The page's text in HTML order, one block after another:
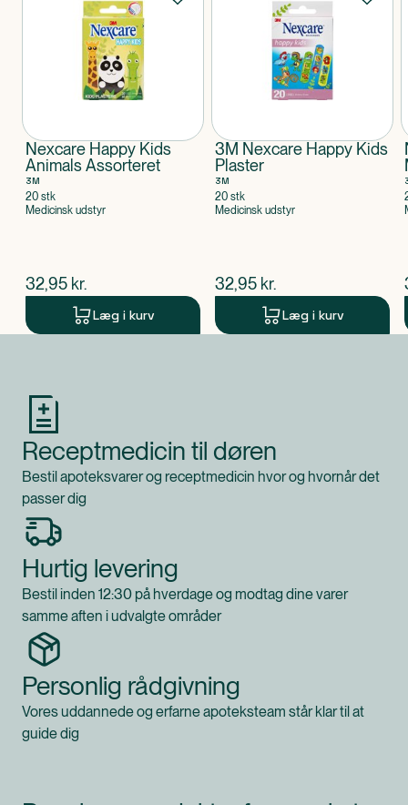
Nexcare Happy Kids
Animals Assorteret
3M
20 stk
Medicinsk udstyr
$nuværende pris
32,95 kr.
Læg i kurv
3M Nexcare Happy Kids
Plaster
3M
20 stk
Medicinsk udstyr
$nuværende pris
32,95 kr.
Læg i kurv
Receptmedicin til døren
Bestil apoteksvarer og receptmedicin hvor og hvornår det
passer dig
Hurtig levering
Bestil inden 12:30 på hverdage og modtag dine varer
samme aften i udvalgte områder
Personlig rådgivning
Vores uddannede og erfarne apoteksteam står klar til at
guide dig